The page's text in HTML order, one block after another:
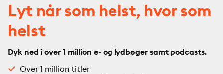
Lyt når som helst, hvor som
helst
Dyk ned i over 1 million e- og lydbøger samt podcasts.
Over 1 million titler